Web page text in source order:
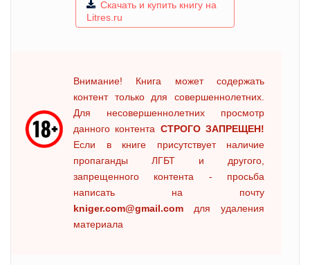
Скачать и купить книгу на
Litres.ru
Внимание! Книга может содержать
контент только для совершеннолетних.
Для несовершеннолетних просмотр
данного контента СТРОГО ЗАПРЕЩЕН!
Если в книге присутствует наличие
пропаганды ЛГБТ и другого,
запрещенного контента - просьба
написать на почту
kniger.com@gmail.com для удаления
материала